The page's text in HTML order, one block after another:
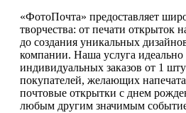
«ФотоПочта» предоставляет
творчества: от печати открыток
до создания уникальных
компании. Наша услуга идеально
индивидуальных заказов от 1
покупателей, желающих
почтовые открытки с днем
любым другим значимым